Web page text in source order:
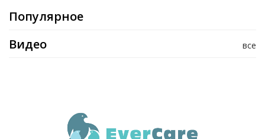
Популярное
все
Видео